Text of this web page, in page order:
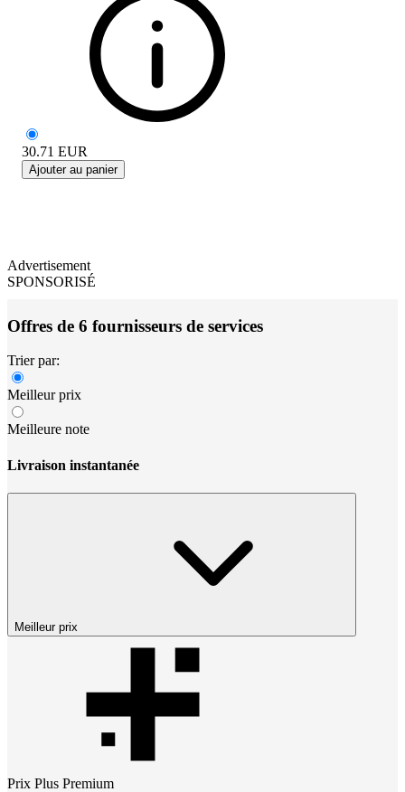
30.71 EUR
Ajouter au panier
Advertisement
SPONSORISÉ
Offres de 6 fournisseurs de services
Trier par:
Meilleur prix
Meilleure note
Livraison instantanée
Meilleur prix
Prix Plus Premium